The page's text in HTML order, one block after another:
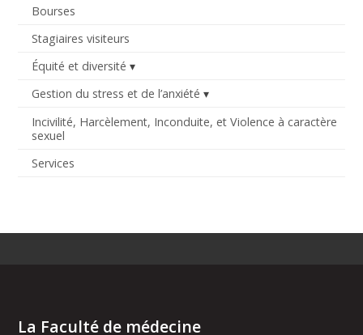
Bourses
Stagiaires visiteurs
Équité et diversité
Gestion du stress et de l’anxiété
Incivilité, Harcèlement, Inconduite, et Violence à caractère
sexuel
Services
La Faculté de médecine